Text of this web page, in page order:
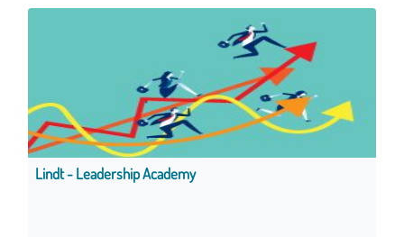
Lindt - Leadership Academy